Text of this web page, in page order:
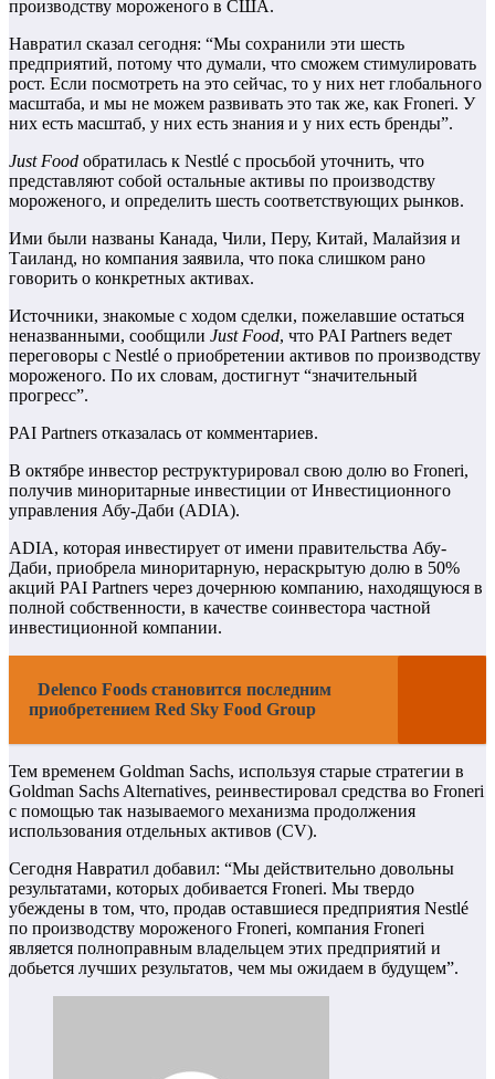
производству мороженого в США.
Навратил сказал сегодня: “Мы сохранили эти шесть
предприятий, потому что думали, что сможем стимулировать
рост. Если посмотреть на это сейчас, то у них нет глобального
масштаба, и мы не можем развивать это так же, как Froneri. У
них есть масштаб, у них есть знания и у них есть бренды”.
Just Food обратилась к Nestlé с просьбой уточнить, что
представляют собой остальные активы по производству
мороженого, и определить шесть соответствующих рынков.
Ими были названы Канада, Чили, Перу, Китай, Малайзия и
Таиланд, но компания заявила, что пока слишком рано
говорить о конкретных активах.
Источники, знакомые с ходом сделки, пожелавшие остаться
неназванными, сообщили Just Food, что PAI Partners ведет
переговоры с Nestlé о приобретении активов по производству
мороженого. По их словам, достигнут “значительный
прогресс”.
PAI Partners отказалась от комментариев.
В октябре инвестор реструктурировал свою долю во Froneri,
получив миноритарные инвестиции от Инвестиционного
управления Абу-Даби (ADIA).
ADIA, которая инвестирует от имени правительства Абу-
Даби, приобрела миноритарную, нераскрытую долю в 50%
акций PAI Partners через дочернюю компанию, находящуюся в
полной собственности, в качестве соинвестора частной
инвестиционной компании.
Delenco Foods становится последним
приобретением Red Sky Food Group
Тем временем Goldman Sachs, используя старые стратегии в
Goldman Sachs Alternatives, реинвестировал средства во Froneri
с помощью так называемого механизма продолжения
использования отдельных активов (CV).
Сегодня Навратил добавил: “Мы действительно довольны
результатами, которых добивается Froneri. Мы твердо
убеждены в том, что, продав оставшиеся предприятия Nestlé
по производству мороженого Froneri, компания Froneri
является полноправным владельцем этих предприятий и
добьется лучших результатов, чем мы ожидаем в будущем”.